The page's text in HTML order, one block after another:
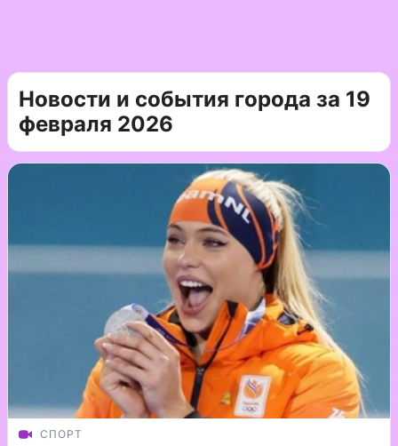
Новости и события города за 19
февраля 2026
СПОРТ